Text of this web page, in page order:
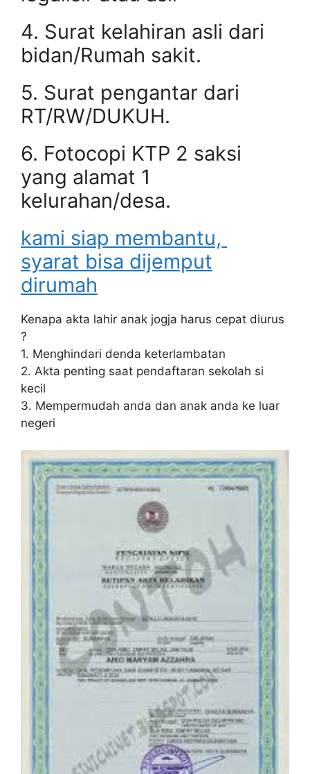
4. Surat kelahiran asli dari
bidan/Rumah sakit.
5. Surat pengantar dari
RT/RW/DUKUH.
6. Fotocopi KTP 2 saksi
yang alamat 1
kelurahan/desa.
kami siap membantu,
syarat bisa dijemput
dirumah
Kenapa akta lahir anak jogja harus cepat diurus
?
1. Menghindari denda keterlambatan
2. Akta penting saat pendaftaran sekolah si
kecil
3. Mempermudah anda dan anak anda ke luar
negeri